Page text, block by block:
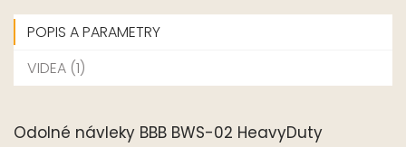
POPIS A PARAMETRY
VIDEA (1)
Odolné návleky BBB BWS-02 HeavyDuty